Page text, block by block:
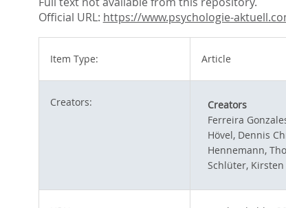
Official URL: https://www.psychologie-
Item Type: Article
Creators: Creators
Ferreira
Hövel, Dennis
Hennemann,
Schlüter, Kirsten